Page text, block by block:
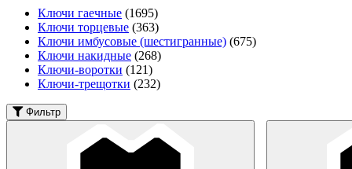
Ключи гаечные (1695)
Ключи торцевые (363)
Ключи имбусовые (шестигранные) (675)
Ключи накидные (268)
Ключи-воротки (121)
Ключи-трещотки (232)
Фильтр